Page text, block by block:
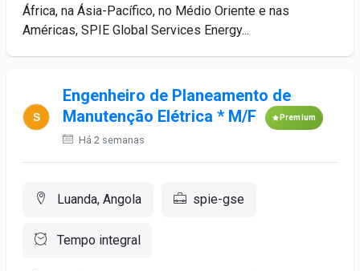
África, na Ásia-Pacífico, no Médio Oriente e nas
Américas, SPIE Global Services Energy...
Engenheiro de Planeamento de
Manutenção Elétrica * M/F
Premium
Há 2 semanas
Luanda, Angola spie-gse
Tempo integral